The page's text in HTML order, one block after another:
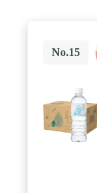
パイプ作
します。
壁面の場
況により
ざいます。
No.15